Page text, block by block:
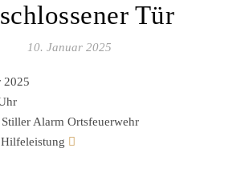
Tür
10. Januar 2025
2025
Stiller Alarm Ortsfeuerwehr